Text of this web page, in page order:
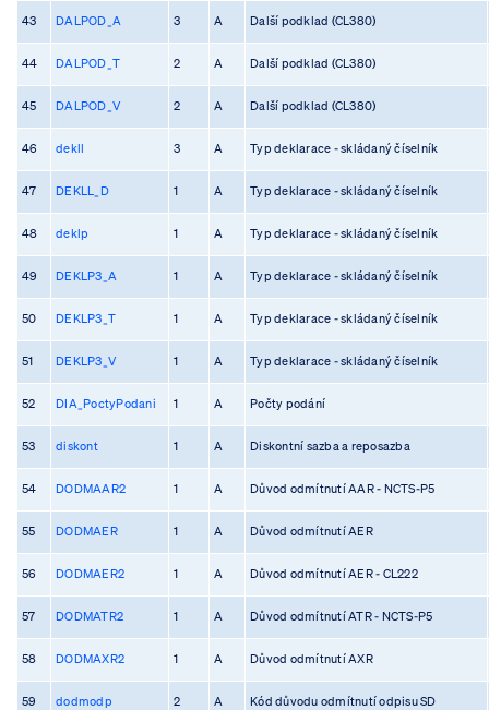
43 DALPOD_A 3 A Další podklad (CL380)
44 DALPOD_T 2 A Další podklad (CL380)
45 DALPOD_V 2 A Další podklad (CL380)
46 dekll 3 A Typ deklarace - skládaný číselník
47 DEKLL_D 1 A Typ deklarace - skládaný číselník
48 deklp 1 A Typ deklarace - skládaný číselník
49 DEKLP3_A 1 A Typ deklarace - skládaný číselník
50 DEKLP3_T 1 A Typ deklarace - skládaný číselník
51 DEKLP3_V 1 A Typ deklarace - skládaný číselník
52 DIA_PoctyPodani 1 A Počty podání
53 diskont 1 A Diskontní sazba a reposazba
54 DODMAAR2 1 A Důvod odmítnutí AAR - NCTS-P5
55 DODMAER 1 A Důvod odmítnutí AER
56 DODMAER2 1 A Důvod odmítnutí AER - CL222
57 DODMATR2 1 A Důvod odmítnutí ATR - NCTS-P5
58 DODMAXR2 1 A Důvod odmítnutí AXR
59 dodmodp 2 A Kód důvodu odmítnutí odpisu SD